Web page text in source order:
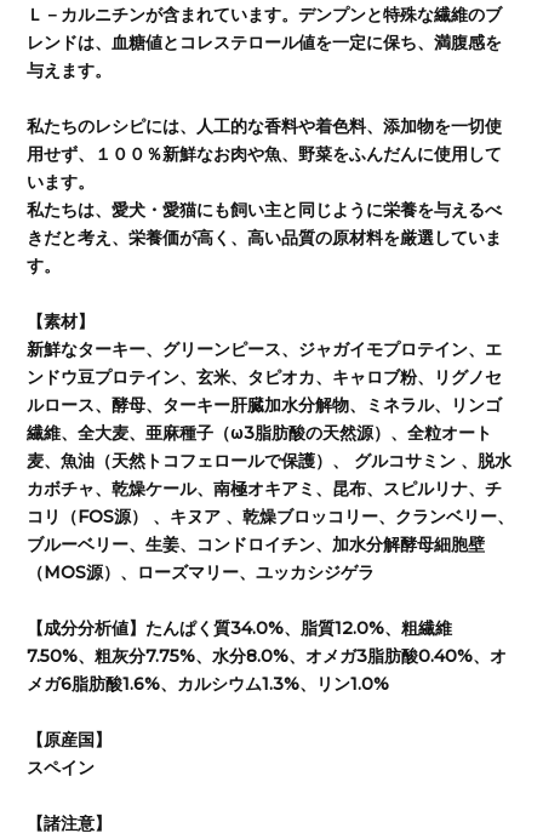
Ｌ－カルニチンが含まれています。デンプンと特殊な繊維のブ
レンドは、血糖値とコレステロール値を一定に保ち、満腹感を
与えます。
私たちのレシピには、人工的な香料や着色料、添加物を一切使
用せず、１００％新鮮なお肉や魚、野菜をふんだんに使用して
います。
私たちは、愛犬・愛猫にも飼い主と同じように栄養を与えるべ
きだと考え、栄養価が高く、高い品質の原材料を厳選していま
す。
【素材】
新鮮なターキー、グリーンピース、ジャガイモプロテイン、エ
ンドウ豆プロテイン、玄米、タピオカ、キャロブ粉、リグノセ
ルロース、酵母、ターキー肝臓加水分解物、ミネラル、リンゴ
繊維、全大麦、亜麻種子（ω3脂肪酸の天然源）、全粒オート
麦、魚油（天然トコフェロールで保護）、 グルコサミン 、脱水
カボチャ、乾燥ケール、南極オキアミ、昆布、スピルリナ、チ
コリ（FOS源） 、キヌア 、乾燥ブロッコリー、クランベリー、
ブルーベリー、生姜、コンドロイチン、加水分解酵母細胞壁
（MOS源）、ローズマリー、ユッカシジゲラ
【成分分析値】たんぱく質34.0%、脂質12.0%、粗繊維
7.50%、粗灰分7.75%、水分8.0%、オメガ3脂肪酸0.40%、オ
メガ6脂肪酸1.6%、カルシウム1.3%、リン1.0%
【原産国】
スペイン
【諸注意】